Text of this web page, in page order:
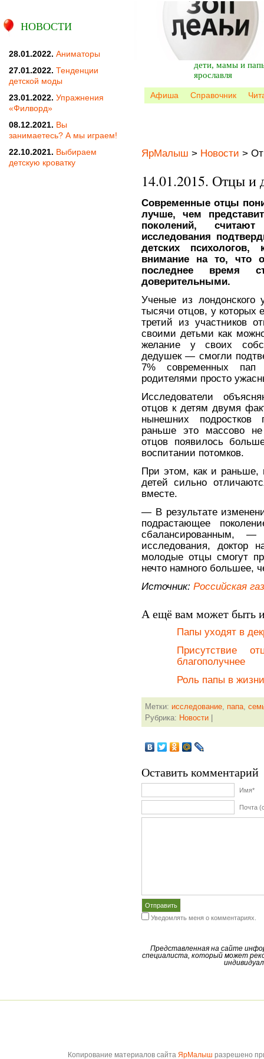
НОВОСТИ
28.01.2022. Аниматоры
27.01.2022. Тенденции
детской моды
23.01.2022. Упражнения
«Филворд»
08.12.2021. Вы
занимаетесь? А мы играем!
22.10.2021. Выбираем
детскую кроватку
дети, мамы и
ярославля
Афиша Справочник
ЯрМалыш > Новости >
14.01.2015. Отцы и
Современные отцы
лучше, чем
поколений,
исследования
детских
внимание на то, что
последнее время
доверительными.
Ученые из лондонского
тысячи отцов, у которых
третий из участников
своими детьми как
желание у своих
дедушек — смогли
7% современных
родителями просто
Исследователи
отцов к детям двумя
нынешних
раньше это массово не
отцов появилось
воспитании потомков.
При этом, как и раньше,
детей сильно
вместе.
— В результате
подрастающее
сбалансированным, —
исследования,
молодые отцы смогут
нечто намного большее,
Источник: Российская
А ещё вам может быть
Папы уходят в
Присутствие
благополучнее
Роль папы в
Метки: исследование, папа,
Рубрика: Новости
Оставить комментарий
Имя*
Почта
Уведомлять меня о комментариях.
Представленная на сайте
специалиста, который может
Копирование материалов сайта ЯрМалыш разрешено